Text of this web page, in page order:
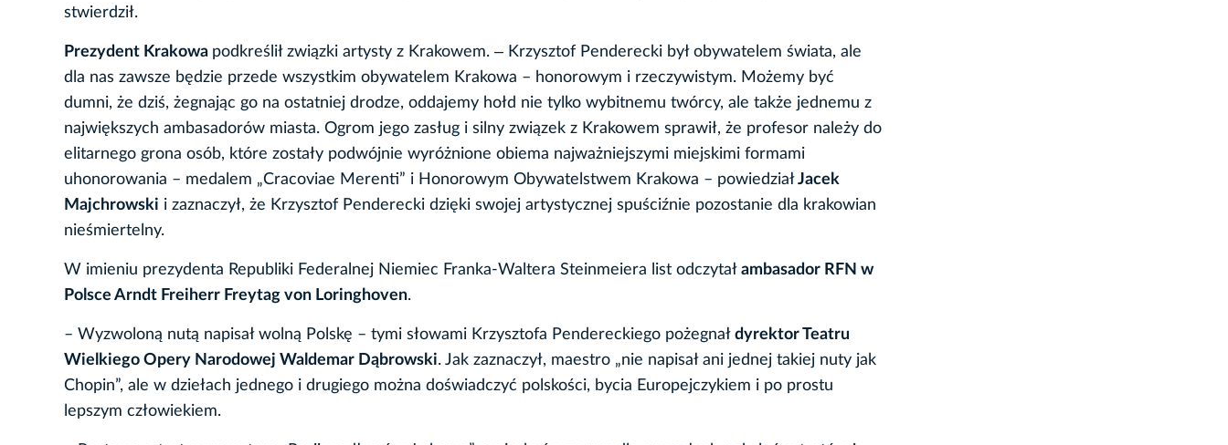
stwierdził.
Prezydent Krakowa podkreślił związki artysty z Krakowem. ‒ Krzysztof Penderecki był obywatelem świata, ale
dla nas zawsze będzie przede wszystkim obywatelem Krakowa – honorowym i rzeczywistym. Możemy być
dumni, że dziś, żegnając go na ostatniej drodze, oddajemy hołd nie tylko wybitnemu twórcy, ale także jednemu z
największych ambasadorów miasta. Ogrom jego zasług i silny związek z Krakowem sprawił, że profesor należy do
elitarnego grona osób, które zostały podwójnie wyróżnione obiema najważniejszymi miejskimi formami
uhonorowania – medalem „Cracoviae Merenti” i Honorowym Obywatelstwem Krakowa – powiedziałJacek
Majchrowski i zaznaczył, że Krzysztof Penderecki dzięki swojej artystycznej spuściźnie pozostanie dla krakowian
nieśmiertelny.
W imieniu prezydenta Republiki Federalnej Niemiec Franka-Waltera Steinmeiera list odczytał ambasador RFN w
Polsce Arndt Freiherr Freytag von Loringhoven.
– Wyzwoloną nutą napisał wolną Polskę – tymi słowami Krzysztofa Pendereckiego pożegnał dyrektor Teatru
Wielkiego Opery Narodowej Waldemar Dąbrowski. Jak zaznaczył, maestro „nie napisał ani jednej takiej nuty jak
Chopin”, ale w dziełach jednego i drugiego można doświadczyć polskości, bycia Europejczykiem i po prostu
lepszym człowiekiem.